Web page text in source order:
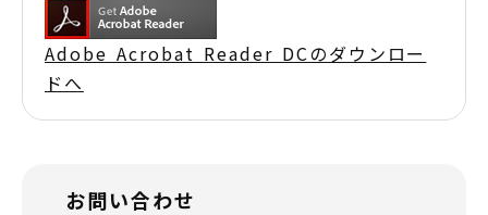
Adobe Acrobat Reader DCのダウンロー
ドへ
お問い合わせ